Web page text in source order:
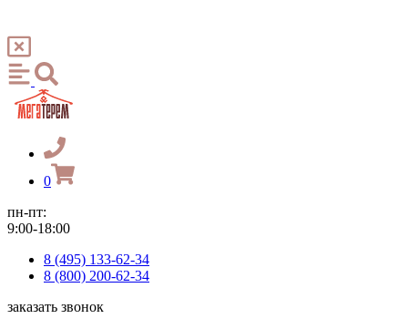
0
пн-пт:
9:00-18:00
8 (495) 133-62-34
8 (800) 200-62-34
заказать звонок